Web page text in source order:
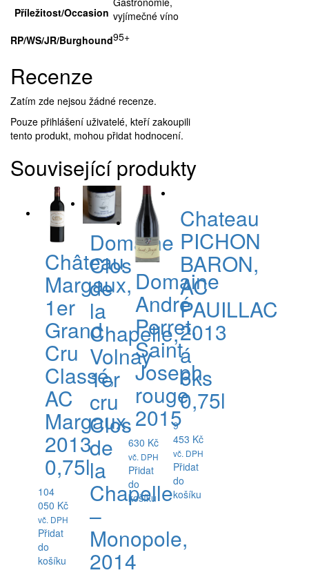
Příležitost/Occasion vyjímečné víno
RP/WS/JR/Burghound95+
Recenze
Zatím zde nejsou žádné recenze.
Pouze přihlášení uživatelé, kteří zakoupili
tento produkt, mohou přidat hodnocení.
Související produkty
Château
Margaux,
1er
Grand
Cru
Classé,
AC
Margaux,
2013
0,75l
104
050 Kč
vč. DPH
Přidat
do
košíku
Domaine
Clos
de
la
Chapelle,
Volnay
1er
cru
Clos
de
la
Chapelle
–
Monopole,
2014
Domaine
André
Perret,
Saint
Joseph
rouge
2015
630 Kč
vč. DPH
Přidat
do
košíku
Chateau
PICHON
BARON,
AC
PAUILLAC
2013
á
6ks
0,75l
9
453 Kč
vč. DPH
Přidat
do
košíku